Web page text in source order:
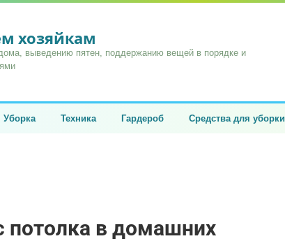
хозяйкам
выведению пятен, поддержанию вещей в порядке и
Уборка Техника Гардероб Средства для уборки
потолка в домашних